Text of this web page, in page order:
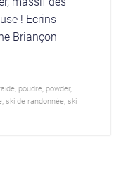
! Ecrins
Briançon
, poudre, powder,
, ski de randonnée, ski